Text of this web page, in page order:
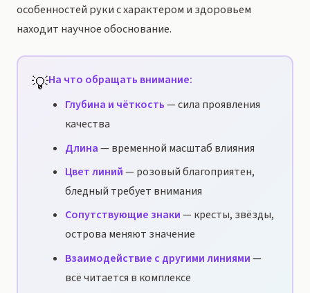
особенностей руки с характером и здоровьем
находит научное обоснование.
💡На что обращать внимание:
Глубина и чёткость— сила проявления
качества
Длина— временной масштаб влияния
Цвет линий— розовый благоприятен,
бледный требует внимания
Сопутствующие знаки— кресты, звёзды,
острова меняют значение
Взаимодействие с другими линиями—
всё читается в комплексе